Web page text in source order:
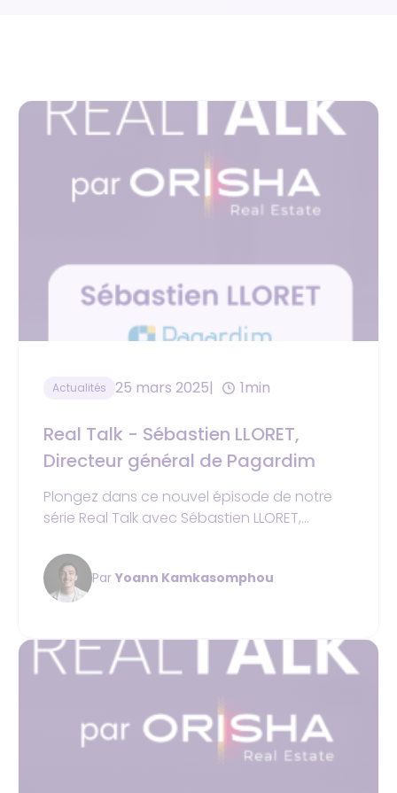
Actualités 25 mars 2025 1min
Real Talk - Sébastien LLORET,
Directeur général de Pagardim
Plongez dans ce nouvel épisode de notre
série Real Talk avec Sébastien LLORET,
dévoile les atouts de notre partenariat et les
solutions innovantes apportées par son
entreprise.
Par Yoann Kamkasomphou